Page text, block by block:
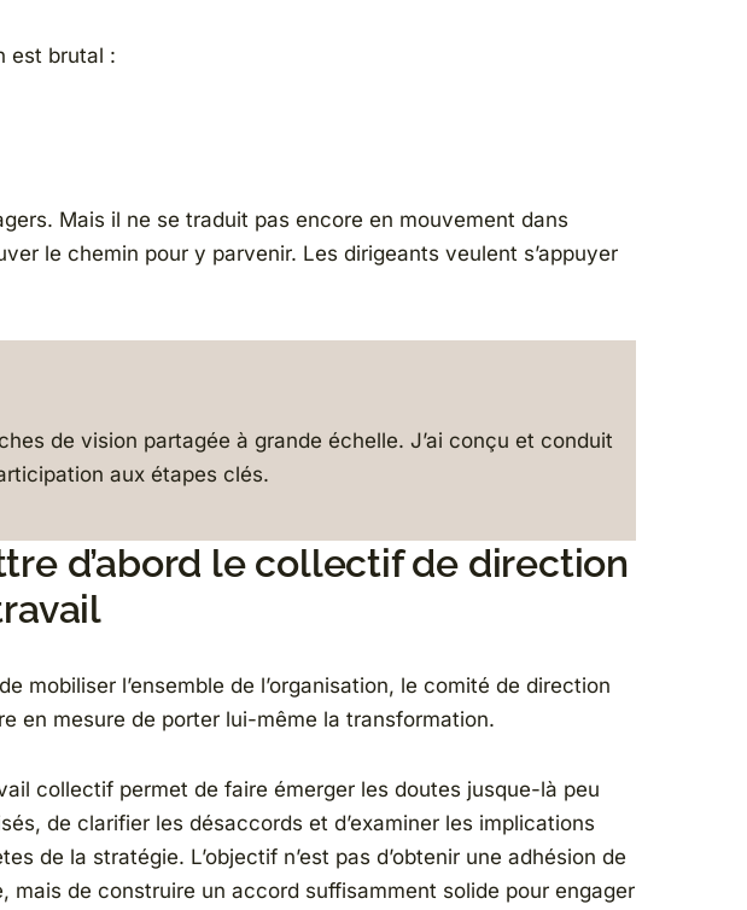
est brutal :
Mais il ne se traduit pas encore en mouvement dans
le chemin pour y parvenir. Les dirigeants veulent s’appuyer
de vision partagée à grande échelle. J’ai conçu et conduit
aux étapes clés.
d’abord le collectif de direction
mobiliser l’ensemble de l’organisation, le comité de direction
en mesure de porter lui-même la transformation.
collectif permet de faire émerger les doutes jusque-là peu
de clarifier les désaccords et d’examiner les implications
de la stratégie. L’objectif n’est pas d’obtenir une adhésion de
mais de construire un accord suffisamment solide pour engager